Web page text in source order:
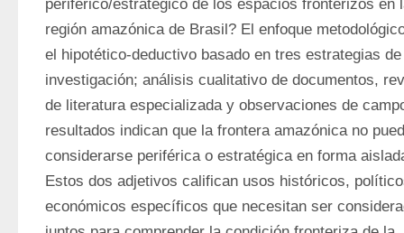
periférico/estratégico de los espacios fronterizos en
región amazónica de Brasil? El enfoque
el hipotético-deductivo basado en tres estrategias de
investigación; análisis cualitativo de documentos,
de literatura especializada y observaciones de
resultados indican que la frontera amazónica no
considerarse periférica o estratégica en forma
Estos dos adjetivos califican usos históricos,
económicos específicos que necesitan ser